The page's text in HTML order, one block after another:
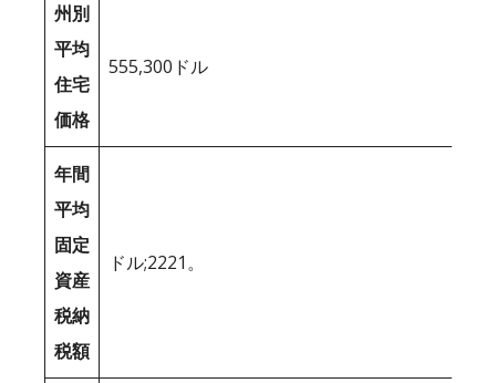
州別
平均
住宅
価格
555,300ドル
年間
平均
固定
資産
税納
税額
ドル;2221。